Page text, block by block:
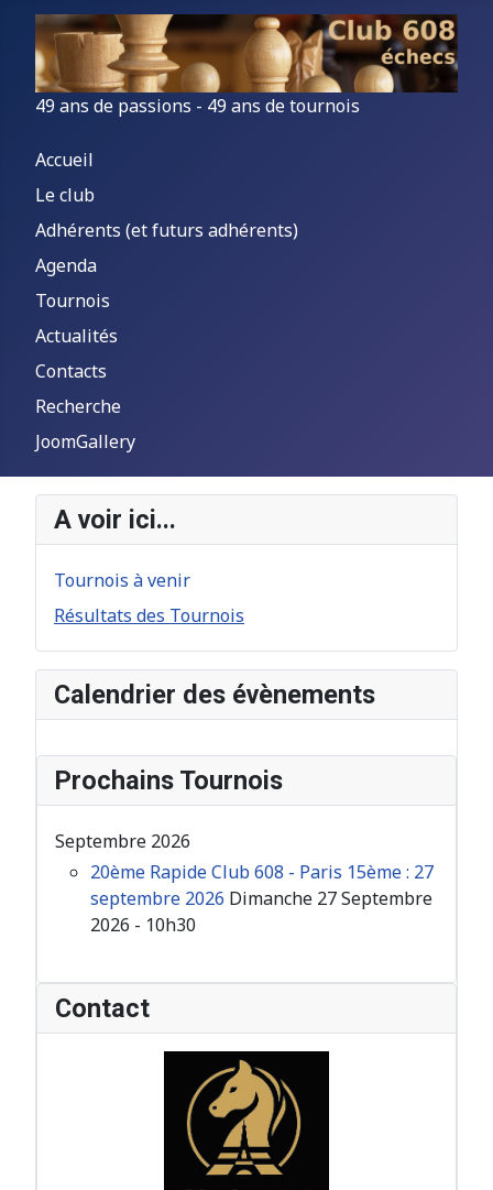
49 ans de passions - 49 ans de tournois
Accueil
Le club
Adhérents (et futurs adhérents)
Agenda
Tournois
Actualités
Contacts
Recherche
JoomGallery
A voir ici...
Tournois à venir
Résultats des Tournois
Calendrier des évènements
Prochains Tournois
Septembre 2026
20ème Rapide Club 608 - Paris 15ème : 27
septembre 2026 Dimanche 27 Septembre
2026 - 10h30
Contact